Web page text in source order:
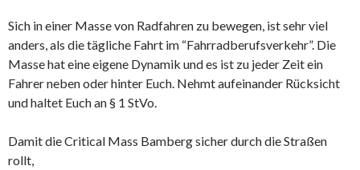
Sich in einer Masse von Radfahren zu bewegen, ist sehr viel
anders, als die tägliche Fahrt im “Fahrradberufsverkehr”. Die
Masse hat eine eigene Dynamik und es ist zu jeder Zeit ein
Fahrer neben oder hinter Euch. Nehmt aufeinander Rücksicht
und haltet Euch an § 1 StVo.
Damit die Critical Mass Bamberg sicher durch die Straßen
rollt,